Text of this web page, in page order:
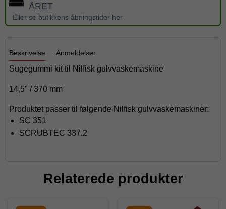
ÅRET
Eller se butikkens åbningstider her
Beskrivelse Anmeldelser
Sugegummi kit til Nilfisk gulvvaskemaskine
14,5" / 370 mm
Produktet passer til følgende Nilfisk gulvvaskemaskiner:
SC 351
SCRUBTEC 337.2
Relaterede produkter